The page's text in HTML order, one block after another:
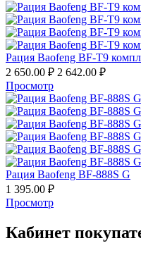
Рация Baofeng BF-T9
2 650.00 ₽ 2 642.00 ₽
Просмотр
Рация Baofeng BF-888S G
1 395.00 ₽
Просмотр
Кабинет